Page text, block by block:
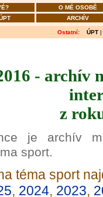
O MÉ OSOBĚ
ARCHÍV
Ostatní: ÚPT |
- archív
z
je archív
sport.
téma sport
, 2024, 2023,